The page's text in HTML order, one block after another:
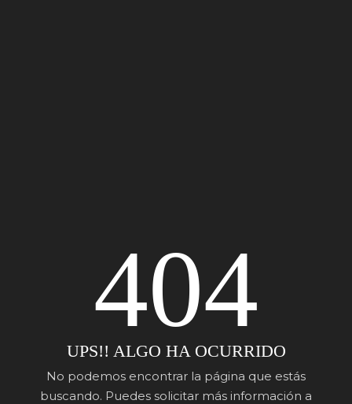
404
UPS!! ALGO HA OCURRIDO
No podemos encontrar la página que estás
buscando. Puedes solicitar más información a